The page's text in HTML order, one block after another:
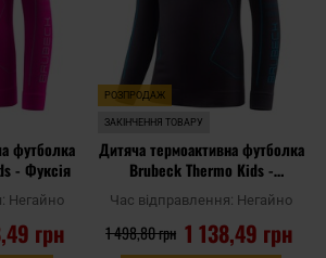
футболка
- Фуксія
Негайно
грн
РОЗПРОДАЖ
ЗАКІНЧЕННЯ ТОВАРУ
Дитяча термоактивна футболка
Brubeck Thermo Kids -
Графітова/Синя
Час відправлення: Негайно
1 138,49 грн
1 498,80 грн